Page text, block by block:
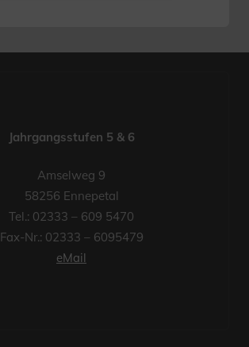
Jahrgangsstufen 5 & 6
Amselweg 9
58256 Ennepetal
Tel.: 02333 – 609 5470
Fax-Nr.: 02333 – 6095479
eMail